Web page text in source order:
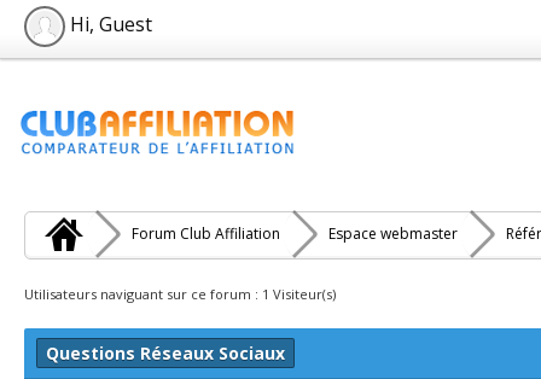
Hi, Guest
Forum Club Affiliation Espace webmaster
Utilisateurs naviguant sur ce forum : 1 Visiteur(s)
Questions Réseaux Sociaux